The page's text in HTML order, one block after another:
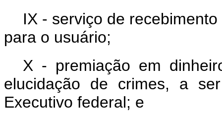
IX - serviço de
para o usuário;
X - premiação em
elucidação de crimes, a
Executivo federal; e